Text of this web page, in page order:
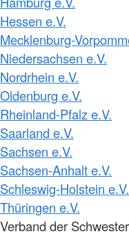
Hessen e.V.
Mecklenburg-
Niedersachsen e.V.
Nordrhein e.V.
Oldenburg e.V.
Rheinland-Pfalz e.V.
Saarland e.V.
Sachsen e.V.
Sachsen-Anhalt e.V.
Schleswig-Holstein e.V.
Thüringen e.V.
Verband der